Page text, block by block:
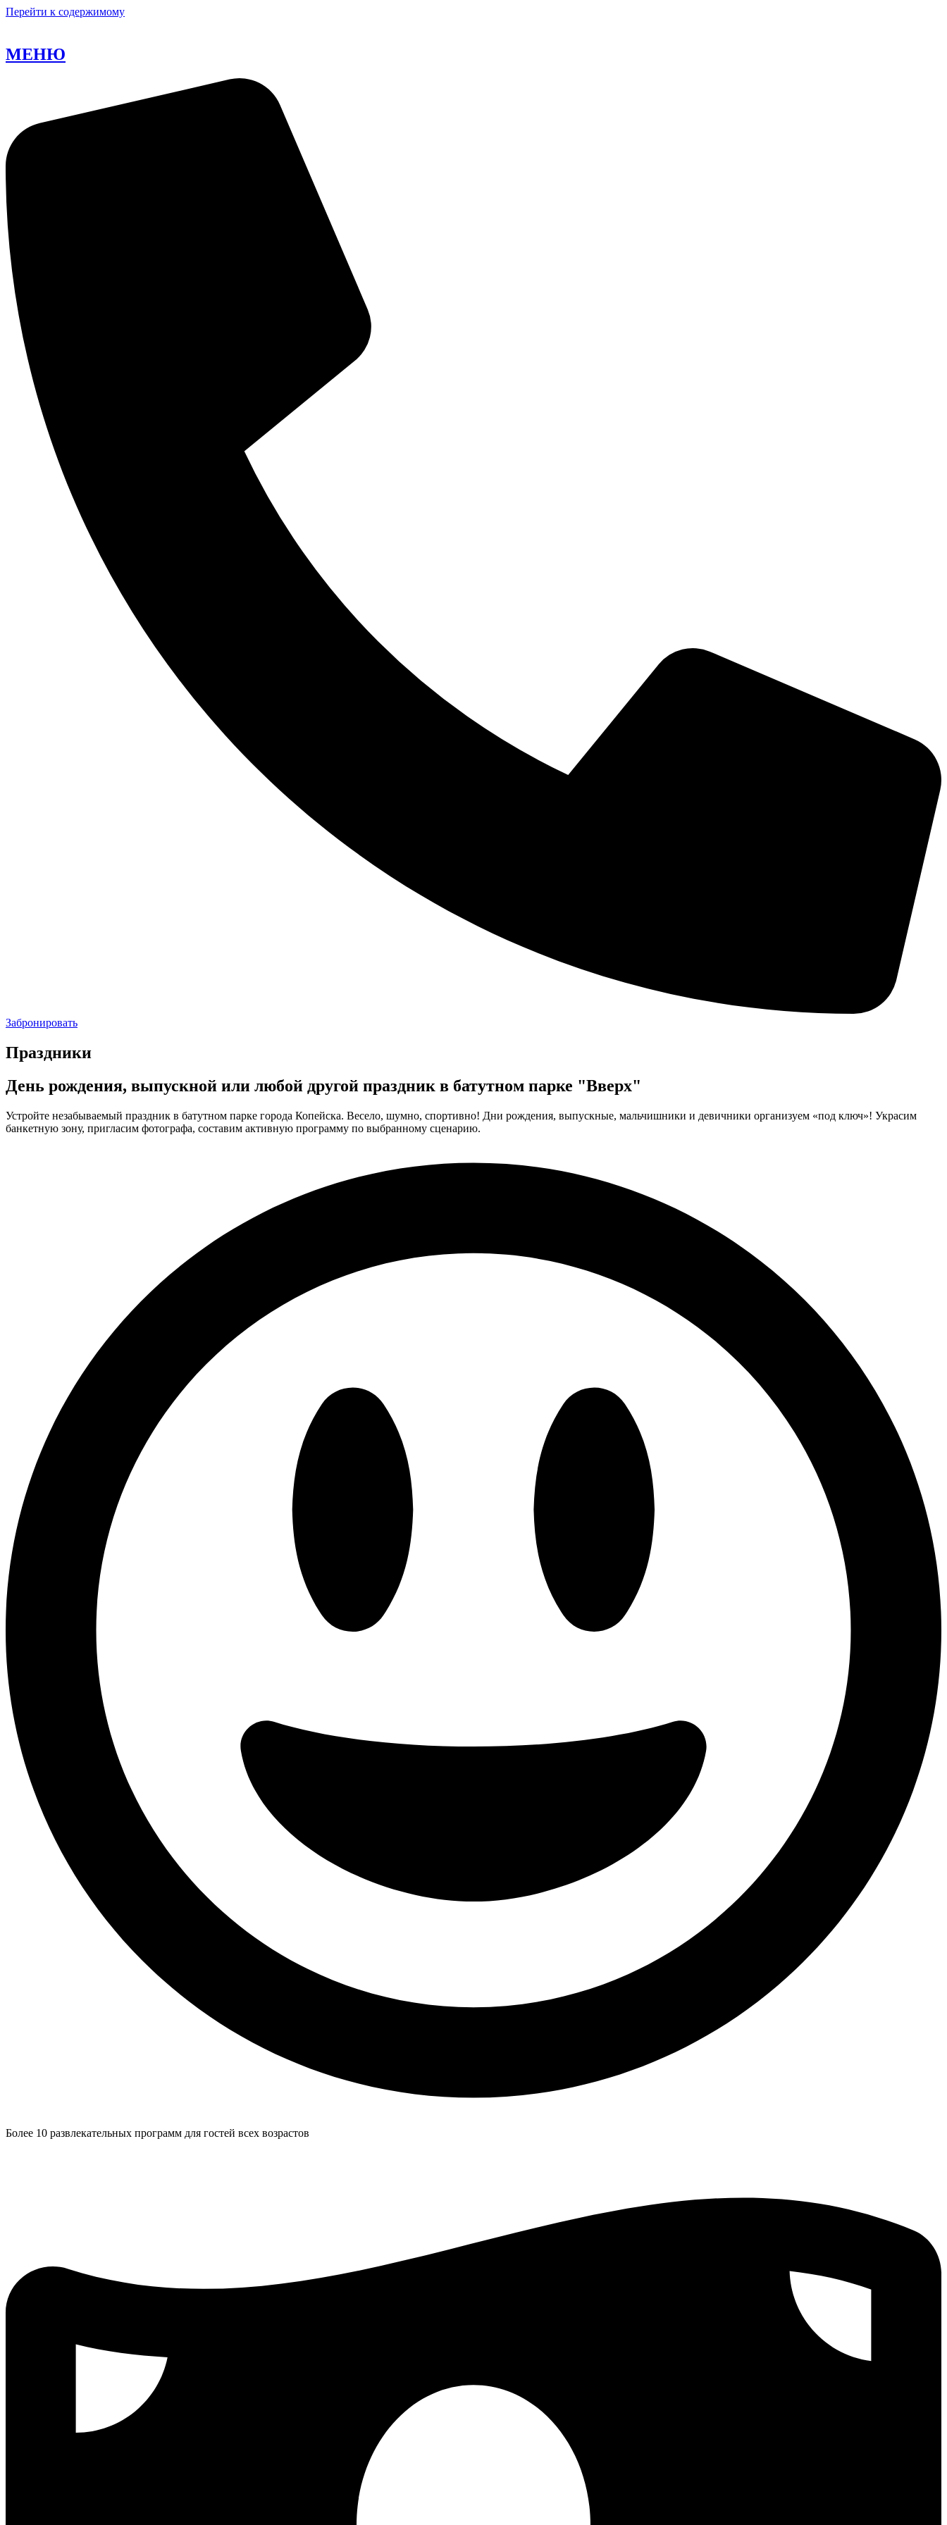
Перейти к содержимому
МЕНЮ
Забронировать
Праздники
День рождения, выпускной или любой другой праздник в батутном парке "Вверх"
Устройте незабываемый праздник в батутном парке города Копейска. Весело, шумно, спортивно! Дни рождения, выпускные, мальчишники и девичники организуем «под ключ»! Украсим
банкетную зону, пригласим фотографа, составим активную программу по выбранному сценарию.
Более 10 развлекательных программ для гостей всех возрастов